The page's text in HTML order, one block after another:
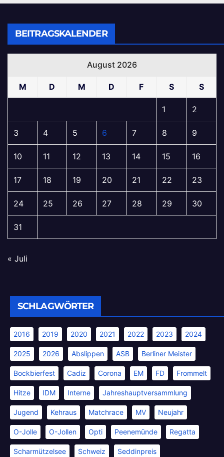
BEITRAGSKALENDER
August 2026
M D M D F S S
1 2
3 4 5 6 7 8 9
10 11 12 13 14 15 16
17 18 19 20 21 22 23
24 25 26 27 28 29 30
31
« Juli
SCHLAGWÖRTER
2016 2019 2020 2021 2022 2023 2024
2025 2026 Abslippen ASB Berliner Meister
Bockbierfest Cadiz Corona EM FD Frommelt
Hitze IDM Interne Jahreshauptversammlung
Jugend Kehraus Matchrace MV Neujahr
O-Jolle O-Jollen Opti Peenemünde Regatta
Scharmützelsee Schweiz Seddinpreis